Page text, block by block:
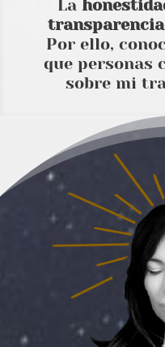
La
transparencia
Por ello,
que personas
sobre mi